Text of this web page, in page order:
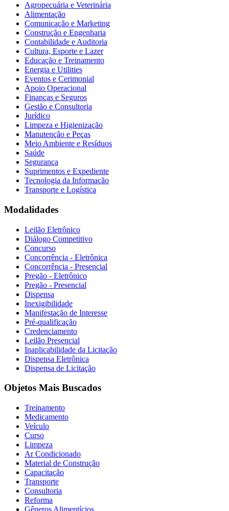
Agropecuária e Veterinária
Alimentação
Comunicação e Marketing
Construção e Engenharia
Contabilidade e Auditoria
Cultura, Esporte e Lazer
Educação e Treinamento
Energia e Utilities
Eventos e Cerimonial
Apoio Operacional
Finanças e Seguros
Gestão e Consultoria
Jurídico
Limpeza e Higienização
Manutenção e Peças
Meio Ambiente e Resíduos
Saúde
Segurança
Suprimentos e Expediente
Tecnologia da Informação
Transporte e Logística
Modalidades
Leilão Eletrônico
Diálogo Competitivo
Concurso
Concorrência - Eletrônica
Concorrência - Presencial
Pregão - Eletrônico
Pregão - Presencial
Dispensa
Inexigibilidade
Manifestação de Interesse
Pré-qualificação
Credenciamento
Leilão Presencial
Inaplicabilidade da Licitação
Dispensa Eletrônica
Dispensa de Licitação
Objetos Mais Buscados
Treinamento
Medicamento
Veículo
Curso
Limpeza
Ar Condicionado
Material de Construção
Capacitação
Transporte
Consultoria
Reforma
Gêneros Alimentícios